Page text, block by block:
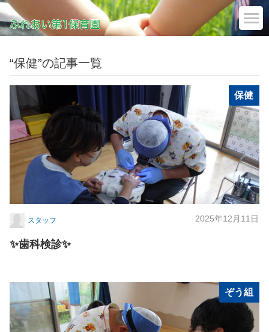
“保健”の記事一覧
保健
スタッフ 2025年12月11日
✨歯科検診✨
ぞう組